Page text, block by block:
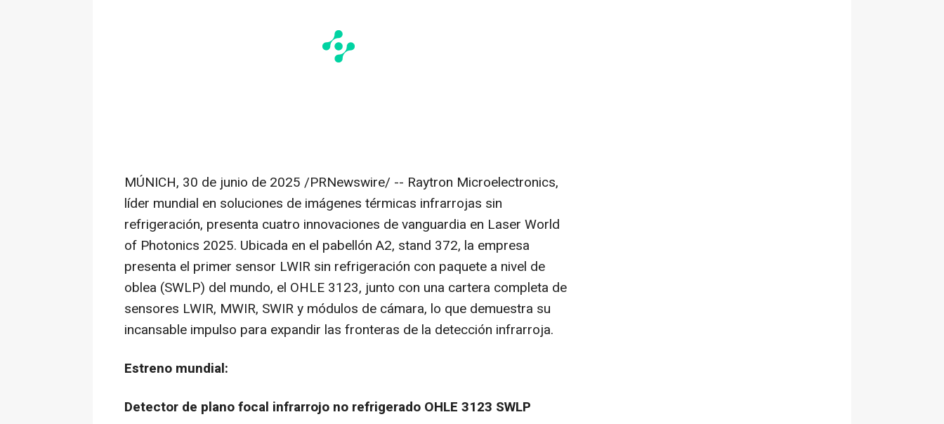
MÚNICH, 30 de junio de 2025 /PRNewswire/ -- Raytron Microelectronics,
líder mundial en soluciones de imágenes térmicas infrarrojas sin
refrigeración, presenta cuatro innovaciones de vanguardia en Laser World
of Photonics 2025. Ubicada en el pabellón A2, stand 372, la empresa
presenta el primer sensor LWIR sin refrigeración con paquete a nivel de
oblea (SWLP) del mundo, el OHLE 3123, junto con una cartera completa de
sensores LWIR, MWIR, SWIR y módulos de cámara, lo que demuestra su
incansable impulso para expandir las fronteras de la detección infrarroja.
Estreno mundial:
Detector de plano focal infrarrojo no refrigerado OHLE 3123 SWLP